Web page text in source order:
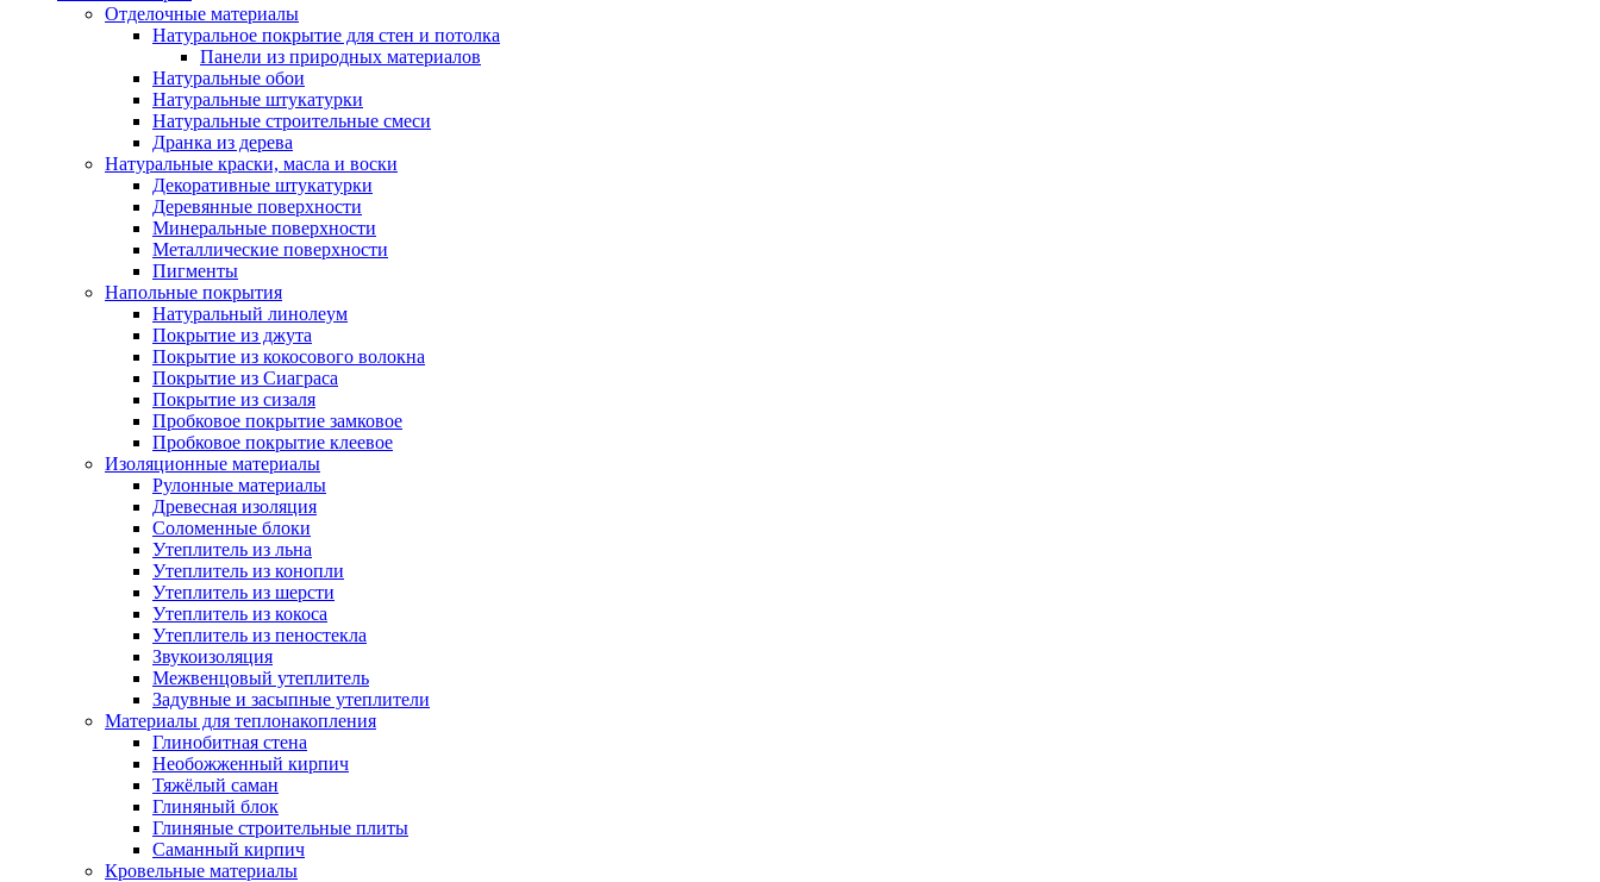
Отделочные материалы
Натуральное покрытие для стен и потолка
Панели из природных материалов
Натуральные обои
Натуральные штукатурки
Натуральные строительные смеси
Дранка из дерева
Натуральные краски, масла и воски
Декоративные штукатурки
Деревянные поверхности
Минеральные поверхности
Металлические поверхности
Пигменты
Напольные покрытия
Натуральный линолеум
Покрытие из джута
Покрытие из кокосового волокна
Покрытие из Сиаграса
Покрытие из сизаля
Пробковое покрытие замковое
Пробковое покрытие клеевое
Изоляционные материалы
Рулонные материалы
Древесная изоляция
Соломенные блоки
Утеплитель из льна
Утеплитель из конопли
Утеплитель из шерсти
Утеплитель из кокоса
Утеплитель из пеностекла
Звукоизоляция
Межвенцовый утеплитель
Задувные и засыпные утеплители
Материалы для теплонакопления
Глинобитная стена
Необожженный кирпич
Тяжёлый саман
Глиняный блок
Глиняные строительные плиты
Саманный кирпич
Кровельные материалы